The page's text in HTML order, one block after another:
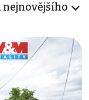
nejnovějšího